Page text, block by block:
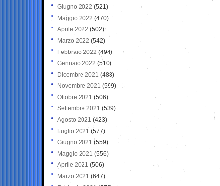
Giugno 2022 (521)
Maggio 2022 (470)
Aprile 2022 (502)
Marzo 2022 (542)
Febbraio 2022 (494)
Gennaio 2022 (510)
Dicembre 2021 (488)
Novembre 2021 (599)
Ottobre 2021 (506)
Settembre 2021 (539)
Agosto 2021 (423)
Luglio 2021 (577)
Giugno 2021(559)
Maggio 2021 (556)
Aprile 2021 (506)
Marzo 2021 (647)